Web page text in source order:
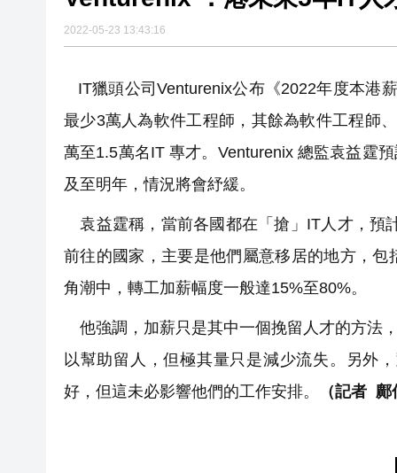
2022-05-23 13:43:16
IT獵頭公司Venturenix公布《2022年度本港
最少3萬人為軟件工程師，其餘為軟件工程師
萬至1.5萬名IT 專才。Venturenix 總監袁益霆
及至明年，情況將會紓緩。
袁益霆稱，當前各國都在「搶」IT人才，預
前往的國家，主要是他們屬意移居的地方，
角潮中，轉工加薪幅度一般達15%至80%。
他強調，加薪只是其中一個挽留人才的方法
以幫助留人，但極其量只是減少流失。另外
好，但這未必影響他們的工作安排。
（記者